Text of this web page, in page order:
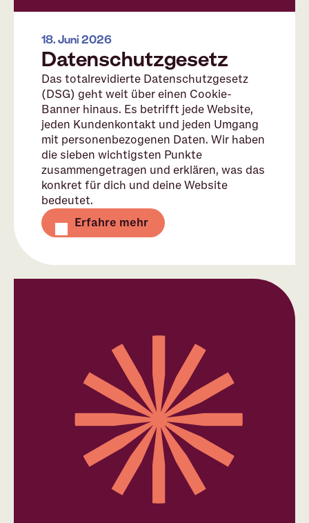
18. Juni 2026
Datenschutzgesetz
Das totalrevidierte Datenschutzgesetz
(DSG) geht weit über einen Cookie-
Banner hinaus. Es betrifft jede Website,
jeden Kundenkontakt und jeden Umgang
mit personenbezogenen Daten. Wir haben
die sieben wichtigsten Punkte
zusammengetragen und erklären, was das
konkret für dich und deine Website
bedeutet.
Erfahre mehr